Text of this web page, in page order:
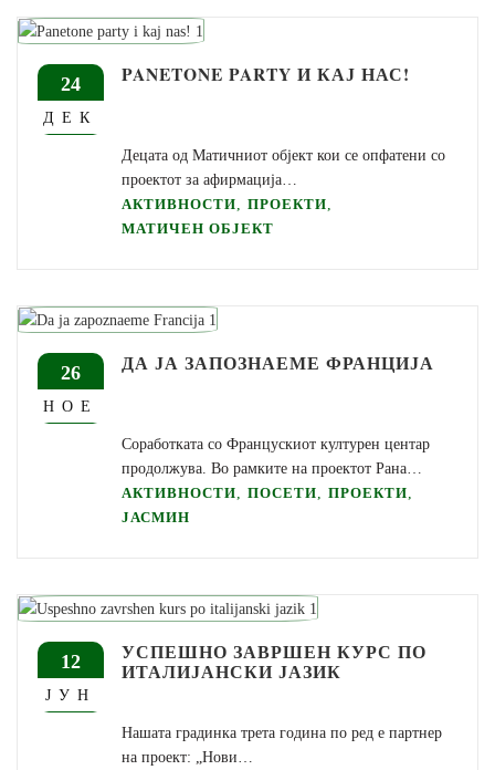
24
ДЕК
PANETONE PARTY И КАЈ НАС!
Децата од Матичниот објект кои се опфатени со
проектот за афирмација…
АКТИВНОСТИ ,ПРОЕКТИ
МАТИЧЕН ОБЈЕКТ
26
НОЕ
ДА ЈА ЗАПОЗНАЕМЕ ФРАНЦИЈА
Соработката со Францускиот културен центар
продолжува. Во рамките на проектот Рана…
АКТИВНОСТИ ,ПОСЕТИ ,ПРОЕКТИ
ЈАСМИН
12
ЈУН
УСПЕШНО ЗАВРШЕН КУРС ПО
ИТАЛИЈАНСКИ ЈАЗИК
Нашата градинка трета година по ред е партнер
на проект: „Нови…